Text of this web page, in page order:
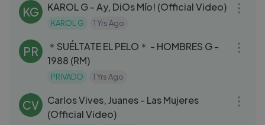
KG KAROL G - Ay, DiOs Mío! (Official Video)
KAROL G 1 Yrs Ago
PR
＊SUÉLTATE EL PELO＊ - HOMBRES G -
1988 (RM)
PRIVADO 1 Yrs Ago
CV
Carlos Vives, Juanes - Las Mujeres
(Official Video)